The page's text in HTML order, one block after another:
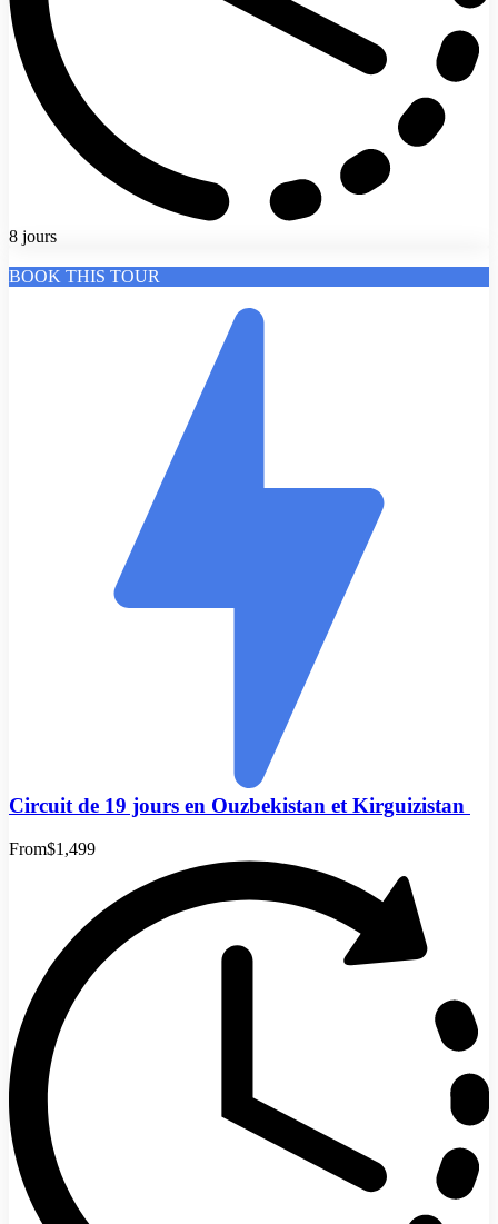
8 jours
BOOK THIS TOUR
Circuit de 19 jours en Ouzbekistan et Kirguizistan
From$1,499